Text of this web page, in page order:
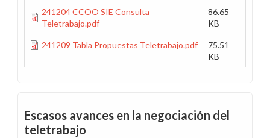
241204 CCOO SIE Consulta
Teletrabajo.pdf
86.65
KB
241209 Tabla Propuestas Teletrabajo.pdf
75.51
KB
Escasos avances en la negociación del
teletrabajo